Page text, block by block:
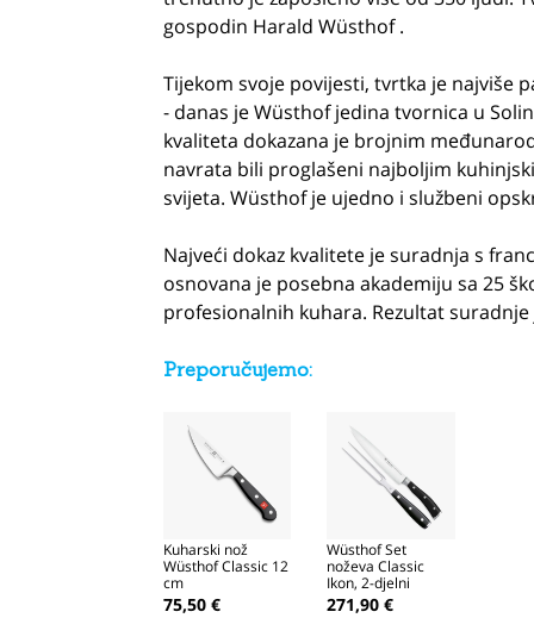
gospodin Harald Wüsthof .
Tijekom svoje povijesti, tvrtka je najviše
- danas je Wüsthof jedina tvornica u
kvaliteta dokazana je brojnim
navrata bili proglašeni najboljim
svijeta. Wüsthof je ujedno i službeni
Najveći dokaz kvalitete je suradnja s
osnovana je posebna akademiju sa 25
profesionalnih kuhara. Rezultat
Preporučujemo:
Kuharski nož
Wüsthof Classic 12
cm
75,50 €
Wüsthof Set
noževa Classic
Ikon, 2-djelni
271,90 €